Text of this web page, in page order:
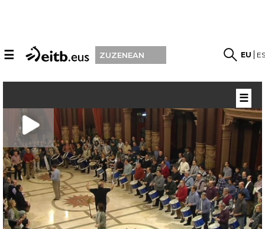
☰ ZUZENEAN EU
☰